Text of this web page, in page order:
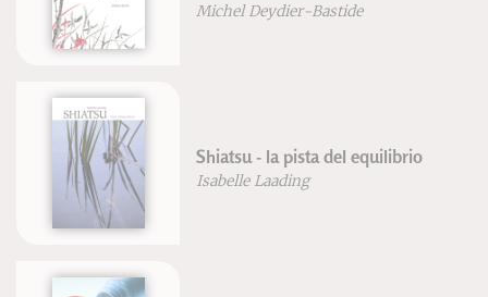
Michel Deydier-Bastide
Shiatsu - la pista del equilibrio
Isabelle Laading